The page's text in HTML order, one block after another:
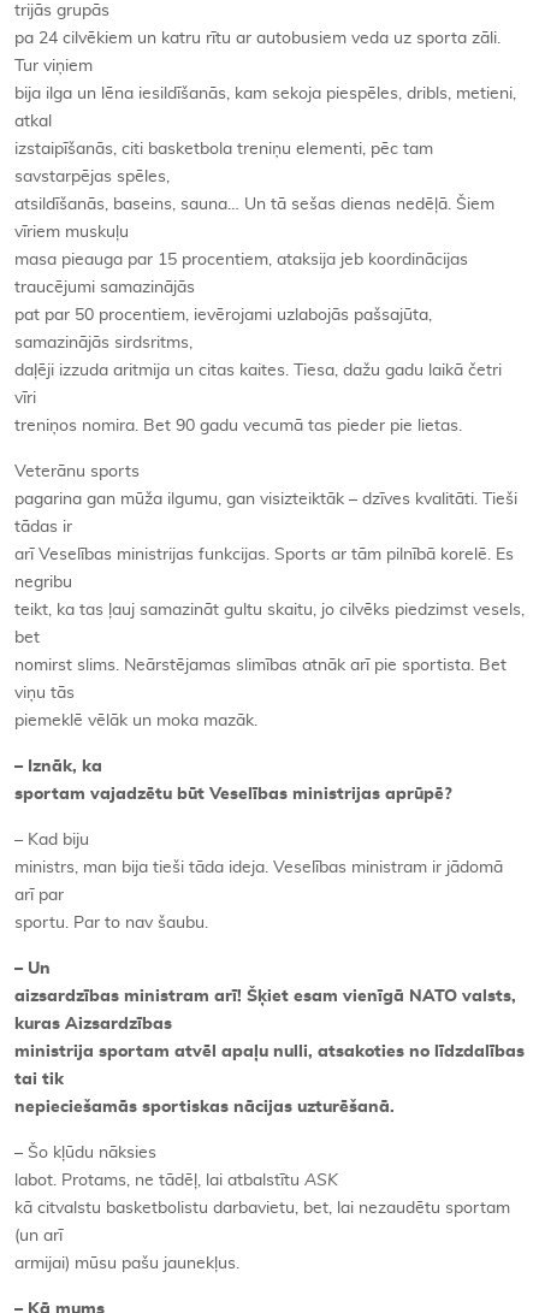
trijās grupās
pa 24 cilvēkiem un katru rītu ar autobusiem veda uz sporta zāli.
Tur viņiem
bija ilga un lēna iesildīšanās, kam sekoja piespēles, dribls, metieni,
atkal
izstaipīšanās, citi basketbola treniņu elementi, pēc tam
savstarpējas spēles,
atsildīšanās, baseins, sauna… Un tā sešas dienas nedēļā. Šiem
vīriem muskuļu
masa pieauga par 15 procentiem, ataksija jeb koordinācijas
traucējumi samazinājās
pat par 50 procentiem, ievērojami uzlabojās pašsajūta,
samazinājās sirdsritms,
daļēji izzuda aritmija un citas kaites. Tiesa, dažu gadu laikā četri
vīri
treniņos nomira. Bet 90 gadu vecumā tas pieder pie lietas.
Veterānu sports
pagarina gan mūža ilgumu, gan visizteiktāk – dzīves kvalitāti. Tieši
tādas ir
arī Veselības ministrijas funkcijas. Sports ar tām pilnībā korelē. Es
negribu
teikt, ka tas ļauj samazināt gultu skaitu, jo cilvēks piedzimst vesels,
bet
nomirst slims. Neārstējamas slimības atnāk arī pie sportista. Bet
viņu tās
piemeklē vēlāk un moka mazāk.
– Iznāk, ka
sportam vajadzētu būt Veselības ministrijas aprūpē?
– Kad biju
ministrs, man bija tieši tāda ideja. Veselības ministram ir jādomā
arī par
sportu. Par to nav šaubu.
– Un
aizsardzības ministram arī! Šķiet esam vienīgā NATO valsts,
kuras Aizsardzības
ministrija sportam atvēl apaļu nulli, atsakoties no līdzdalības
tai tik
nepieciešamās sportiskas nācijas uzturēšanā.
– Šo kļūdu nāksies
labot. Protams, ne tādēļ, lai atbalstītu ASK
kā citvalstu basketbolistu darbavietu, bet, lai nezaudētu sportam
(un arī
armijai) mūsu pašu jaunekļus.
– Kā mums